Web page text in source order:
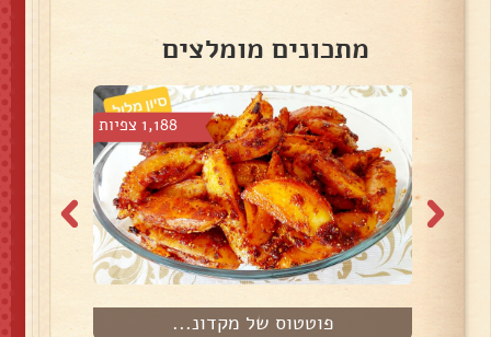
מתכונים מומלצים
1,188 צפיות
פוטטוס של מקדונ...